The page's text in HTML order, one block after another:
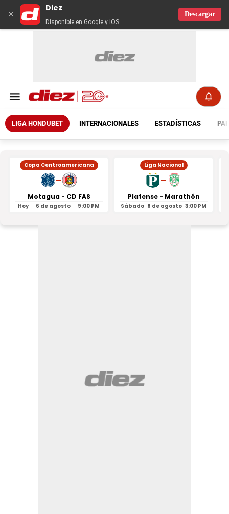
×
Diez
Disponible en Google y IOS
Descargar
LIGA HONDUBET INTERNACIONALES ESTADÍSTICAS
Copa Centroamericana
-
Motagua - CD FAS
Hoy 6 de agosto 9:00 PM
Liga Nacional
-
Platense - Marathón
Sábado 8 de agosto 3:00 PM